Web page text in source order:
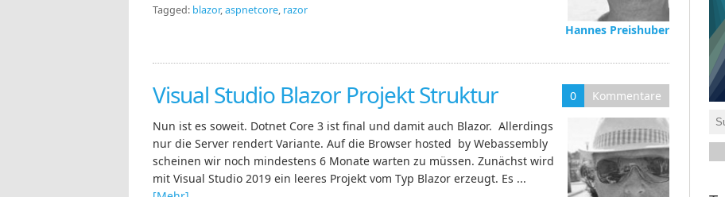
Hannes Preishuber
Tagged: blazor,aspnetcore, razor
Visual Studio Blazor Projekt Struktur 0 Kommentare
Nun ist es soweit. Dotnet Core 3 ist final und damit auch Blazor. Allerdings
nur die Server rendert Variante. Auf die Browser hosted by Webassembly
scheinen wir noch mindestens 6 Monate warten zu müssen. Zunächst wird
mit Visual Studio 2019 ein leeres Projekt vom Typ Blazor erzeugt. Es ...